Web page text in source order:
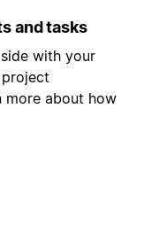
and tasks
with your
more about how